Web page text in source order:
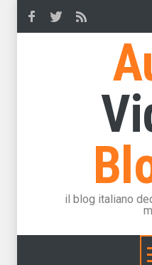
il blog italiano